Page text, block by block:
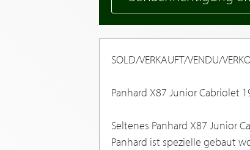
SOLD/VERKAUFT/VENDU/
Panhard X87 Junior Cabriolet
Seltenes Panhard X87 Junior
Panhard ist spezielle gebaut